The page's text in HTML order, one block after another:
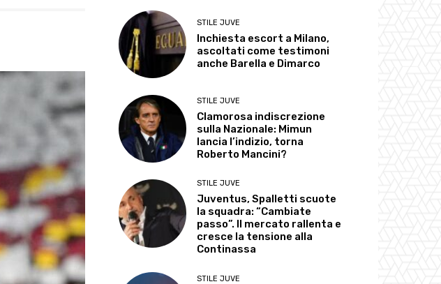
STILE JUVE
Inchiesta escort a Milano,
ascoltati come testimoni
anche Barella e Dimarco
STILE JUVE
Clamorosa indiscrezione
sulla Nazionale: Mimun
lancia l’indizio, torna
Roberto Mancini?
STILE JUVE
Juventus, Spalletti scuote
la squadra: “Cambiate
passo”. Il mercato rallenta e
cresce la tensione alla
Continassa
STILE JUVE